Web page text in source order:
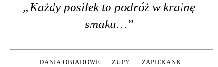
„Każdy posiłek to podróż w krainę
smaku…”
DANIA OBIADOWE ZUPY
ZAPIEKANKI